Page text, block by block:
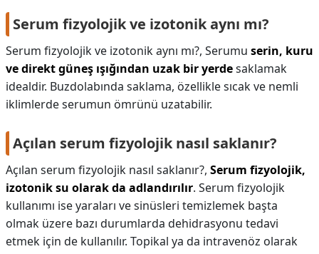
Serum fizyolojik ve izotonik aynı mı?
Serum fizyolojik ve izotonik aynı mı?, Serumu serin, kuru
ve direkt güneş ışığından uzak bir yerdesaklamak
idealdir. Buzdolabında saklama, özellikle sıcak ve nemli
iklimlerde serumun ömrünü uzatabilir.
Açılan serum fizyolojik nasıl saklanır?
Açılan serum fizyolojik nasıl saklanır?, Serum fizyolojik,
izotonik su olarak da adlandırılır. Serum fizyolojik
kullanımı ise yaraları ve sinüsleri temizlemek başta
olmak üzere bazı durumlarda dehidrasyonu tedavi
etmek için de kullanılır. Topikal ya da intravenöz olarak